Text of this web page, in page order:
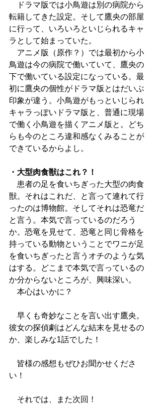
ドラマ版では小鳥遊は別の病院から
転籍してきた設定。そして鷹央の部屋
に行って、いろいろといじられるキャ
ラとして始まっていた。
アニメ版（原作？）では最初から小
鳥遊は今の病院で働いていて、鷹央の
下で働いている設定になっている。最
初に鷹央の個性がドラマ版とはだいぶ
印象が違う。小鳥遊がもっといじられ
キャラっぽいドラマ版と、普通に現場
で働く小鳥遊を描くアニメ版と。どち
らも今のところ違和感なくみることが
できているからよし。
・大型肉食獣はこれ？！
患者の足を食いちぎった大型の肉食
獣。それはこれだ、と言って連れて行
ったのは博物館。そしてそれは恐竜だ
と言う。本気で言っているのだろう
か。恐竜を見せて、恐竜と同じ骨格を
持っている動物ということでワニが足
を食いちぎったと言うオチのような気
はする。どこまで本気で言っているの
か分からないところが、興味深い。
本心はいかに？
早くも奇妙なことを言い出す鷹央。
彼女の探偵劇はどんな結末を見せるの
か、楽しみな1話でした！
皆様の感想もぜひお聞かせくださ
い！
それでは、また次回！